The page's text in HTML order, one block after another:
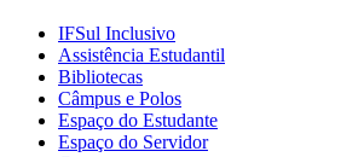
IFSul Inclusivo
Assistência Estudantil
Bibliotecas
Câmpus e Polos
Espaço do Estudante
Espaço do Servidor